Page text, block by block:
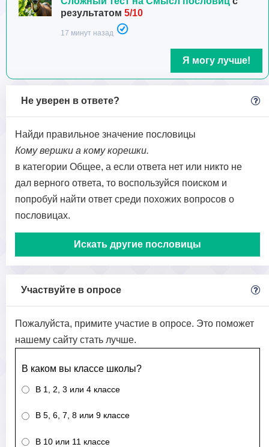
результатом 5/10
17 минут назад
Я могу лучше!
Не уверен в ответе?
Найди правильное значение пословицы
Кому вершки а кому корешки.
в категории Общее, а если ответа нет или никто не
дал верного ответа, то воспользуйся поиском и
попробуй найти ответ среди похожих вопросов о
пословицах.
Искать другие пословицы
Участвуйте в опросе
Пожалуйста, примите участие в опросе. Это поможет
нашему сайту стать лучше.
В каком вы классе школы?
В 1, 2, 3 или 4 классе
В 5, 6, 7, 8 или 9 классе
В 10 или 11 классе